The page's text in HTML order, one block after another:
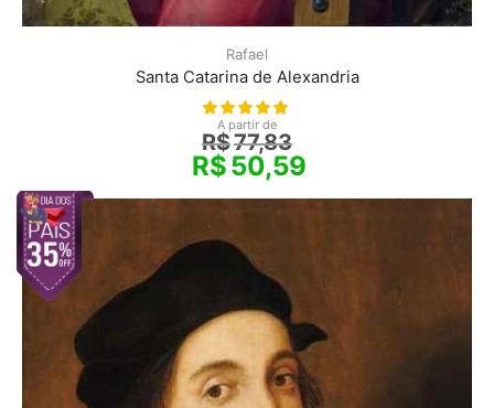
Rafael
Santa Catarina de Alexandria
A partir de
R$77,83
R$50,59